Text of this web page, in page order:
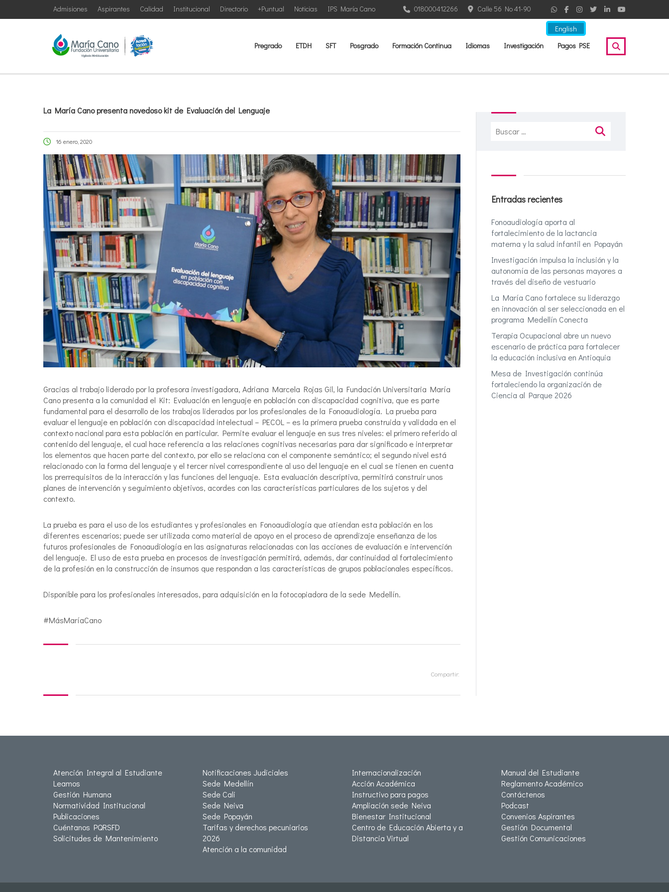
English
IPS María Cano
Noticias
+Puntual
Directorio
Institucional
Calidad
Aspirantes
Admisiones Calle 56 No 41-90
018000412266
Pregrado ETDH SFT Posgrado Formación Continua Idiomas Investigación Pagos PSE
La María Cano presenta novedoso kit de Evaluación del Lenguaje
16 enero, 2020
Gracias al trabajo liderado por la profesora investigadora, Adriana Marcela Rojas Gil, la Fundación Universitaria María
Cano presenta a la comunidad el Kit: Evaluación en lenguaje en población con discapacidad cognitiva, que es parte
fundamental para el desarrollo de los trabajos liderados por los profesionales de la Fonoaudiología. La prueba para
evaluar el lenguaje en población con discapacidad intelectual – PECOL – es la primera prueba construida y validada en el
contexto nacional para esta población en particular. Permite evaluar el lenguaje en sus tres niveles: el primero referido al
contenido del lenguaje, el cual hace referencia a las relaciones cognitivas necesarias para dar significado e interpretar
los elementos que hacen parte del contexto, por ello se relaciona con el componente semántico; el segundo nivel está
relacionado con la forma del lenguaje y el tercer nivel correspondiente al uso del lenguaje en el cual se tienen en cuenta
los prerrequisitos de la interacción y las funciones del lenguaje. Esta evaluación descriptiva, permitirá construir unos
planes de intervención y seguimiento objetivos, acordes con las características particulares de los sujetos y del
contexto.
La prueba es para el uso de los estudiantes y profesionales en Fonoaudiología que atiendan esta población en los
diferentes escenarios; puede ser utilizada como material de apoyo en el proceso de aprendizaje enseñanza de los
futuros profesionales de Fonoaudiología en las asignaturas relacionadas con las acciones de evaluación e intervención
del lenguaje. El uso de esta prueba en procesos de investigación permitirá, además, dar continuidad al fortalecimiento
de la profesión en la construcción de insumos que respondan a las características de grupos poblacionales específicos.
Disponible para los profesionales interesados, para adquisición en la fotocopiadora de la sede Medellín.
#MásMaríaCano
Compartir:
Buscar:
Entradas recientes
Fonoaudiología aporta al
fortalecimiento de la lactancia
materna y la salud infantil en Popayán
Investigación impulsa la inclusión y la
autonomía de las personas mayores a
través del diseño de vestuario
La María Cano fortalece su liderazgo
en innovación al ser seleccionada en el
programa Medellín Conecta
Terapia Ocupacional abre un nuevo
escenario de práctica para fortalecer
la educación inclusiva en Antioquia
Mesa de Investigación continúa
fortaleciendo la organización de
Ciencia al Parque 2026
Atención Integral al Estudiante
Leamos
Gestión Humana
Normatividad Institucional
Publicaciones
Cuéntanos PQRSFD
Solicitudes de Mantenimiento
Notificaciones Judiciales
Sede Medellín
Sede Cali
Sede Neiva
Sede Popayán
Tarifas y derechos pecuniarios
2026
Atención a la comunidad
Internacionalización
Acción Académica
Instructivo para pagos
Ampliación sede Neiva
Bienestar Institucional
Centro de Educación Abierta y a
Distancia Virtual
Manual del Estudiante
Reglamento Académico
Contáctenos
Podcast
Convenios Aspirantes
Gestión Documental
Gestión Comunicaciones